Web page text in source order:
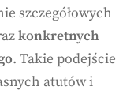
szczegółowych
konkretnych
. Takie podejście
atutów i